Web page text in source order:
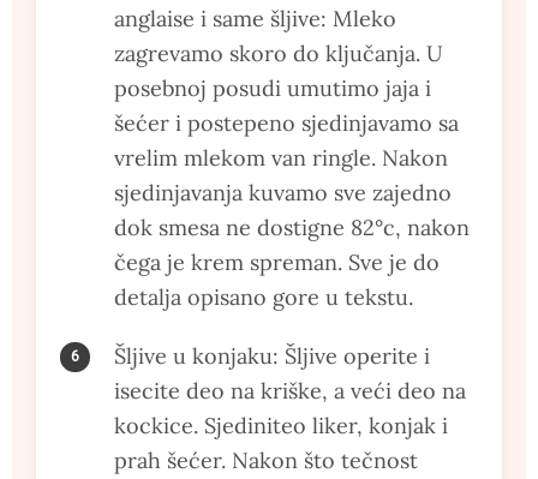
anglaise i same šljive: Mleko
zagrevamo skoro do ključanja. U
posebnoj posudi umutimo jaja i
šećer i postepeno sjedinjavamo sa
vrelim mlekom van ringle. Nakon
sjedinjavanja kuvamo sve zajedno
dok smesa ne dostigne 82°c, nakon
čega je krem spreman. Sve je do
detalja opisano gore u tekstu.
Šljive u konjaku: Šljive operite i
isecite deo na kriške, a veći deo na
kockice. Sjediniteo liker, konjak i
prah šećer. Nakon što tečnost